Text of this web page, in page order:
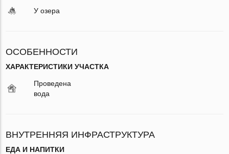
У озера
ОСОБЕННОСТИ
ХАРАКТЕРИСТИКИ УЧАСТКА
Проведена
вода
ВНУТРЕННЯЯ ИНФРАСТРУКТУРА
ЕДА И НАПИТКИ